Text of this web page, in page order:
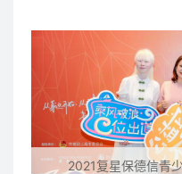
2021复星保德信青